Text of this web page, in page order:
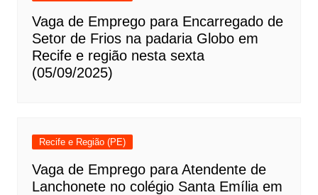
Vaga de Emprego para Encarregado de
Setor de Frios na padaria Globo em
Recife e região nesta sexta
(05/09/2025)
Recife e Região (PE)
Vaga de Emprego para Atendente de
Lanchonete no colégio Santa Emília em